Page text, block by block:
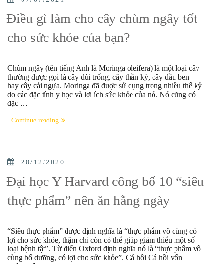
Điều gì làm cho cây chùm ngây tốt
cho sức khỏe của bạn?
Chùm ngây (tên tiếng Anh là Moringa oleifera) là một loại cây
thường được gọi là cây dùi trống, cây thần kỳ, cây dầu ben
hay cây cải ngựa. Moringa đã được sử dụng trong nhiều thế kỷ
do các đặc tính y học và lợi ích sức khỏe của nó. Nó cũng có
đặc …
Continue reading“Điều
chùm
ngây
cho
khỏe
của
POSTED
28/12/2020
Đại học Y Harvard công bố 10 “siêu
thực phẩm” nên ăn hằng ngày
“Siêu thực phẩm” được định nghĩa là “thực phẩm vô cùng có
lợi cho sức khỏe, thậm chí còn có thể giúp giảm thiểu một số
loại bệnh tật”. Từ điển Oxford định nghĩa nó là “thực phẩm vô
cùng bổ dưỡng, có lợi cho sức khỏe”. Cá hồi Cá hồi vốn